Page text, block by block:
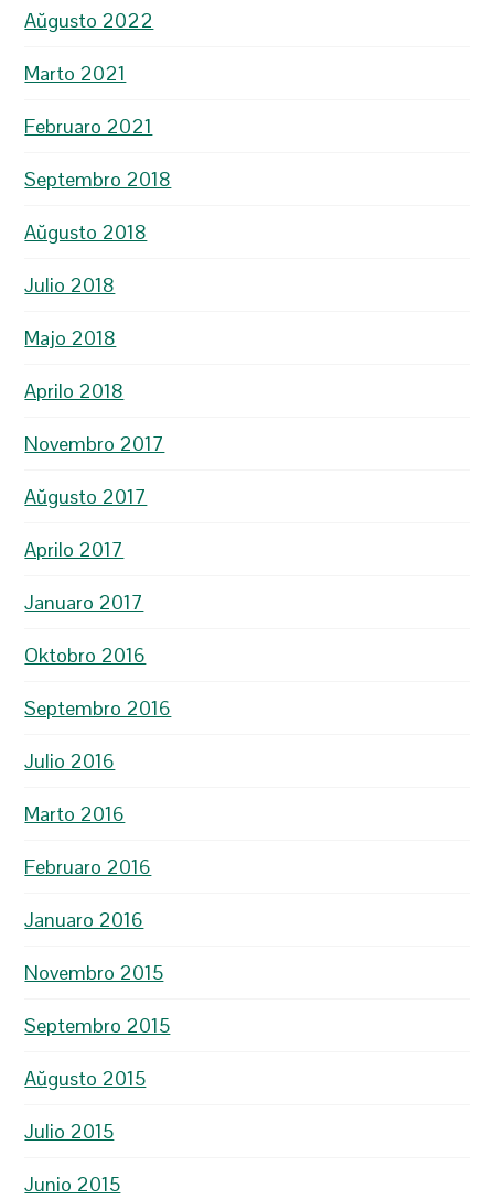
Aŭgusto 2022
Marto 2021
Februaro 2021
Septembro 2018
Aŭgusto 2018
Julio 2018
Majo 2018
Aprilo 2018
Novembro 2017
Aŭgusto 2017
Aprilo 2017
Januaro 2017
Oktobro 2016
Septembro 2016
Julio 2016
Marto 2016
Februaro 2016
Januaro 2016
Novembro 2015
Septembro 2015
Aŭgusto 2015
Julio 2015
Junio 2015